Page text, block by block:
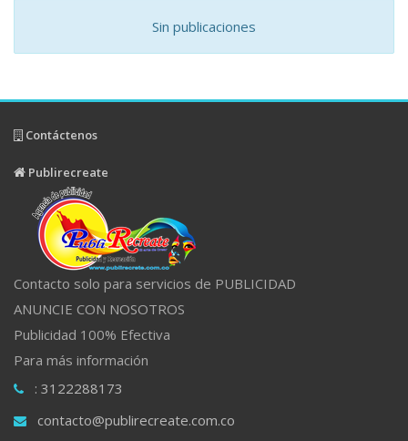
Sin publicaciones
Contáctenos
Publirecreate
Contacto solo para servicios de PUBLICIDAD
ANUNCIE CON NOSOTROS
Publicidad 100% Efectiva
Para más información
: 3122288173
contacto@publirecreate.com.co